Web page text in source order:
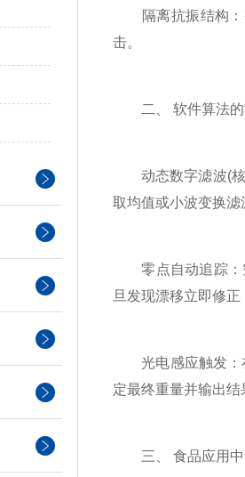
隔离抗振结构：整
击。
二、 软件算法的“
动态数字滤波(核
取均值或小波变换
零点自动追踪：空
旦发现漂移立即修
光电感应触发：在
定最终重量并输出
三、 食品应用中